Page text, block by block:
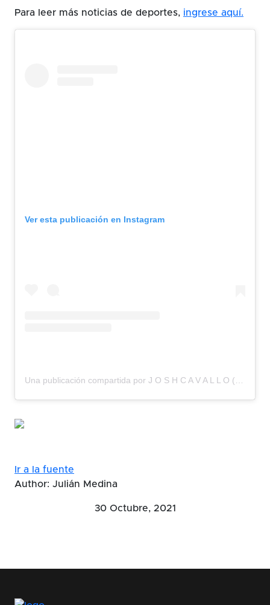
Para leer más noticias de deportes, ingrese aquí.
Ver esta publicación en Instagram
Ir a la fuente
Author: Julián Medina
30 Octubre, 2021